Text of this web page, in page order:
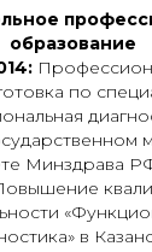
образование
по
Минздрава
в